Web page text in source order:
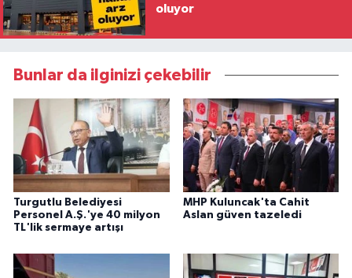
oluyor
Bunlar da ilginizi çekebilir
Turgutlu Belediyesi
Personel A.Ş.'ye 40 milyon
TL'lik sermaye artışı
MHP Kuluncak'ta Cahit
Aslan güven tazeledi